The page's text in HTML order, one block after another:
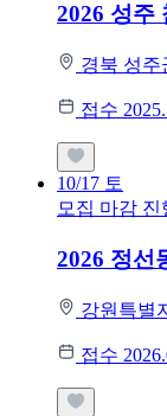
2026 성주
경북 성주
접수
10/17 토
모집 마감 진
2026 정선
강원특별
접수